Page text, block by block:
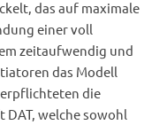
das auf maximale
einer voll
zeitaufwendig und
das Modell
die
welche sowohl